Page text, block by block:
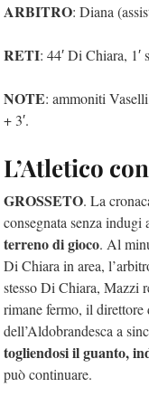
ARBITRO: Diana
RETI: 44′ Di Chiara, 1′
NOTE: ammoniti
+ 3′.
L’Atletico
GROSSETO. La
consegnata senza indugi
terreno di gioco. Al
Di Chiara in area,
stesso Di Chiara, Mazzi
rimane fermo, il
dell’Aldobrandesca a
togliendosi il guanto,
può continuare.